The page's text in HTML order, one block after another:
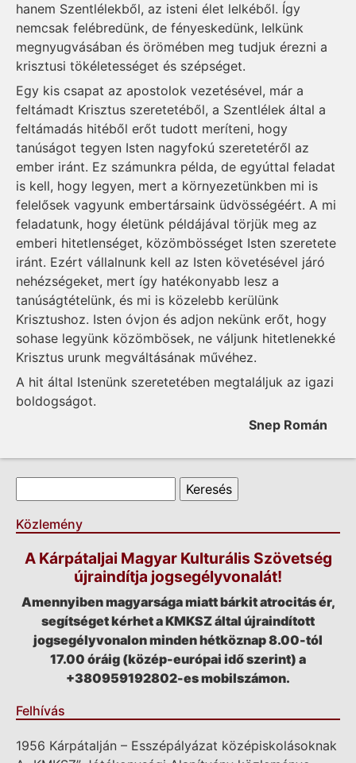
hanem Szentlélekből, az isteni élet lelkéből. Így
nemcsak felébredünk, de fényeskedünk, lelkünk
megnyugvásában és örömében meg tudjuk érezni a
krisztusi tökéletességet és szépséget.
Egy kis csapat az apostolok vezetésével, már a
feltámadt Krisztus szeretetéből, a Szentlélek által a
feltámadás hitéből erőt tudott meríteni, hogy
tanúságot tegyen Isten nagyfokú szeretetéről az
ember iránt. Ez számunkra példa, de egyúttal feladat
is kell, hogy legyen, mert a környezetünkben mi is
felelősek vagyunk embertársaink üdvösségéért. A mi
feladatunk, hogy életünk példájával törjük meg az
emberi hitetlenséget, közömbösséget Isten szeretete
iránt. Ezért vállalnunk kell az Isten követésével járó
nehézségeket, mert így hatékonyabb lesz a
tanúságtételünk, és mi is közelebb kerülünk
Krisztushoz. Isten óvjon és adjon nekünk erőt, hogy
sohase legyünk közömbösek, ne váljunk hitetlenekké
Krisztus urunk megváltásának művéhez.
A hit által Istenünk szeretetében megtaláljuk az igazi
boldogságot.
Snep Román
Keresés űrlap
Közlemény
A Kárpátaljai Magyar Kulturális Szövetség
újraindítja jogsegélyvonalát!
Amennyiben magyarsága miatt bárkit atrocitás ér,
segítséget kérhet a KMKSZ által újraindított
jogsegélyvonalon minden hétköznap 8.00-tól
17.00 óráig (közép-európai idő szerint) a
+380959192802-es mobilszámon.
Felhívás
1956 Kárpátalján – Esszépályázat középiskolásoknak